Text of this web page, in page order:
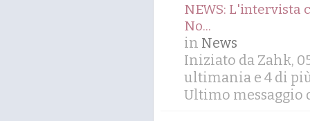
NEWS: L'intervista
No...
in News
Iniziato da Zahk,
ultimania e 4 di
Ultimo messaggio